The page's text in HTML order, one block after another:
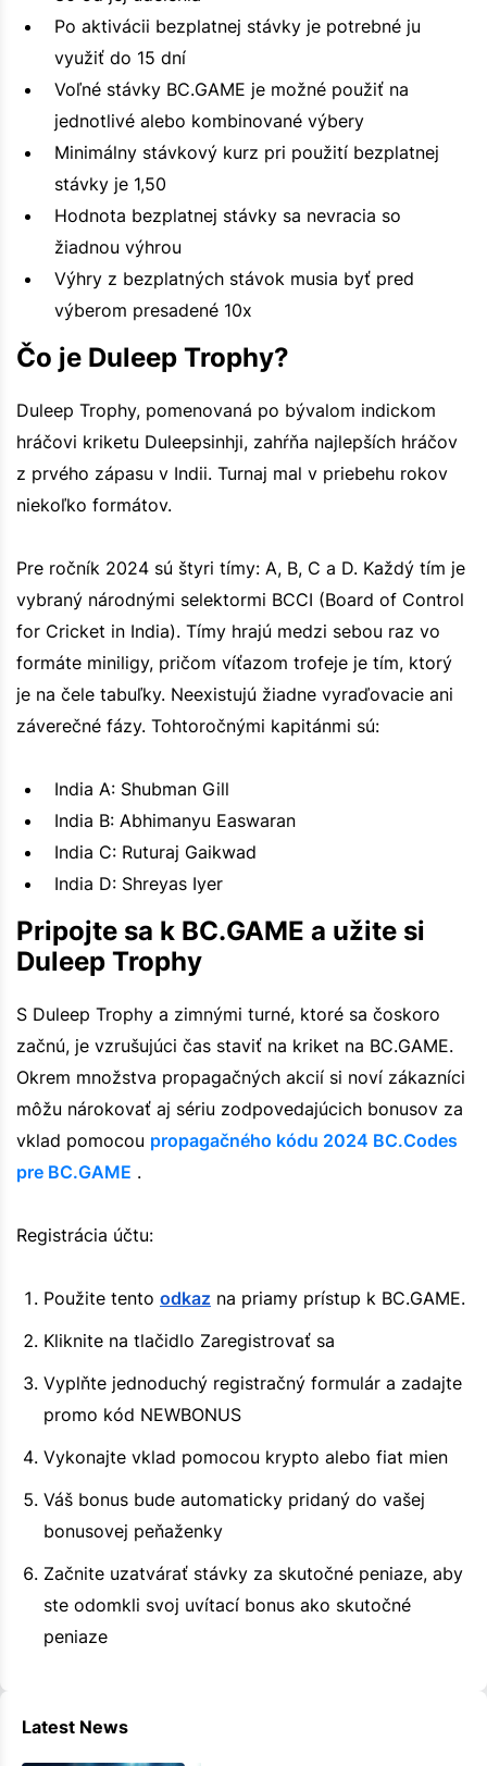
Po aktivácii bezplatnej stávky je potrebné ju
využiť do 15 dní
Voľné stávky BC.GAME je možné použiť na
jednotlivé alebo kombinované výbery
Minimálny stávkový kurz pri použití bezplatnej
stávky je 1,50
Hodnota bezplatnej stávky sa nevracia so
žiadnou výhrou
Výhry z bezplatných stávok musia byť pred
výberom presadené 10x
Čo je Duleep Trophy?
Duleep Trophy, pomenovaná po bývalom indickom
hráčovi kriketu Duleepsinhji, zahŕňa najlepších hráčov
z prvého zápasu v Indii. Turnaj mal v priebehu rokov
niekoľko formátov.
Pre ročník 2024 sú štyri tímy: A, B, C a D. Každý tím je
vybraný národnými selektormi BCCI (Board of Control
for Cricket in India). Tímy hrajú medzi sebou raz vo
formáte miniligy, pričom víťazom trofeje je tím, ktorý
je na čele tabuľky. Neexistujú žiadne vyraďovacie ani
záverečné fázy. Tohtoročnými kapitánmi sú:
India A: Shubman Gill
India B: Abhimanyu Easwaran
India C: Ruturaj Gaikwad
India D: Shreyas Iyer
Pripojte sa k BC.GAME a užite si
Duleep Trophy
S Duleep Trophy a zimnými turné, ktoré sa čoskoro
začnú, je vzrušujúci čas staviť na kriket na BC.GAME.
Okrem množstva propagačných akcií si noví zákazníci
môžu nárokovať aj sériu zodpovedajúcich bonusov za
vklad pomocou propagačného kódu 2024 BC.Codes
pre BC.GAME .
Registrácia účtu:
Použite tento odkaz na priamy prístup k BC.GAME.
Kliknite na tlačidlo Zaregistrovať sa
Vyplňte jednoduchý registračný formulár a zadajte
promo kód NEWBONUS
Vykonajte vklad pomocou krypto alebo fiat mien
Váš bonus bude automaticky pridaný do vašej
bonusovej peňaženky
Začnite uzatvárať stávky za skutočné peniaze, aby
ste odomkli svoj uvítací bonus ako skutočné
peniaze
Latest News